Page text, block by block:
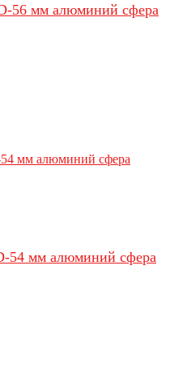
56 мм алюминий сфера
54 мм алюминий сфера